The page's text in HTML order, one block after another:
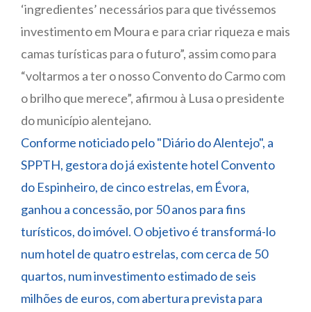
‘ingredientes’ necessários para que tivéssemos
investimento em Moura e para criar riqueza e mais
camas turísticas para o futuro”, assim como para
“voltarmos a ter o nosso Convento do Carmo com
o brilho que merece”, afirmou à Lusa o presidente
do município alentejano.
Conforme noticiado pelo "Diário do Alentejo", a
SPPTH, gestora do já existente hotel Convento
do Espinheiro, de cinco estrelas, em Évora,
ganhou a concessão, por 50 anos para fins
turísticos, do imóvel. O objetivo é transformá-lo
num hotel de quatro estrelas, com cerca de 50
quartos, num investimento estimado de seis
milhões de euros, com abertura prevista para